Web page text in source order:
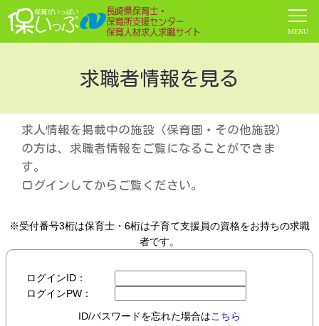
求職者情報を見る
求人情報を掲載中の施設（保育園・その他施設）
の方は、求職者情報をご覧になることができま
す。
ログインしてからご覧ください。
※受付番号3桁は保育士・6桁は子育て支援員の資格をお持ちの求職
者です。
ログインID：
ログインPW：
ID/パスワードを忘れた場合はこちら